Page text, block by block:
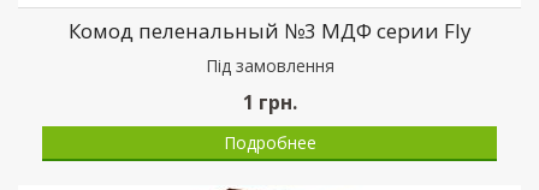
Комод пеленальный №3 МДФ серии Fly
Пiд замовлення
1 грн.
Подробнее